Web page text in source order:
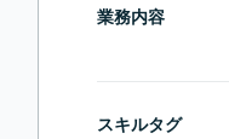
業務内容
スキルタグ